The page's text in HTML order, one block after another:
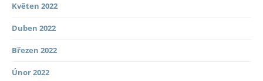
Květen 2022
Duben 2022
Březen 2022
Únor 2022